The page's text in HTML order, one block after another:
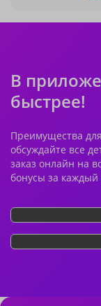
В
быстрее!
Преимущества
обсуждайте все
заказ онлайн на
бонусы за каждый